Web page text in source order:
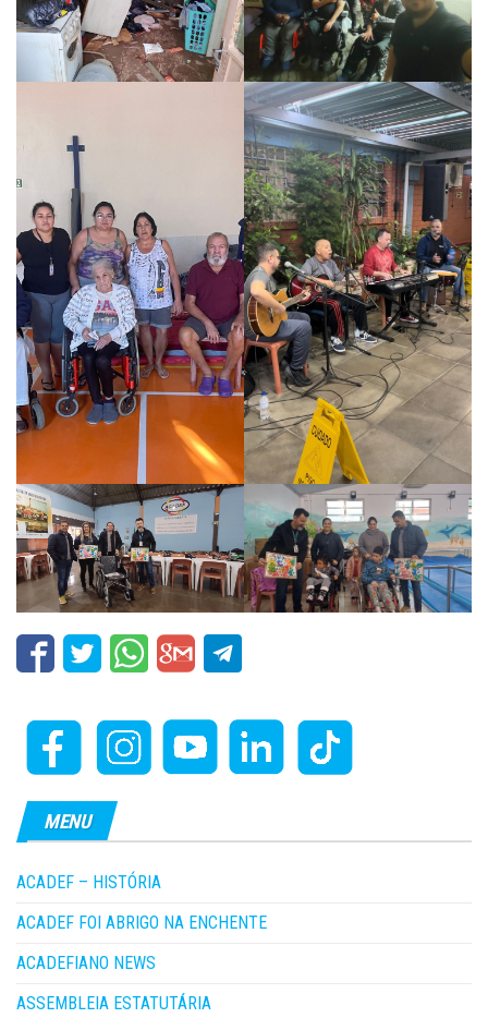
MENU
ACADEF – HISTÓRIA
ACADEF FOI ABRIGO NA ENCHENTE
ACADEFIANO NEWS
ASSEMBLEIA ESTATUTÁRIA